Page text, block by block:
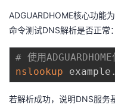
ADGUARDHOME核心功能
命令测试DNS解析是否正常：
# 使用
nslookup
若解析成功，说明DNS服务